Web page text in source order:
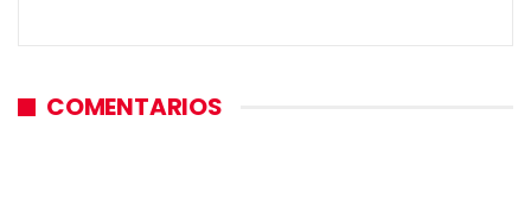
COMENTARIOS